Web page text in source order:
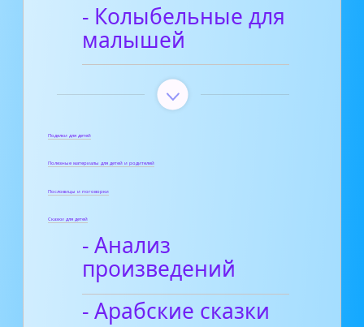
- Колыбельные для
малышей
Поделки для детей
Полезные материалы для детей и родителей
Пословицы и поговорки
Сказки для детей
- Анализ
произведений
- Арабские сказки